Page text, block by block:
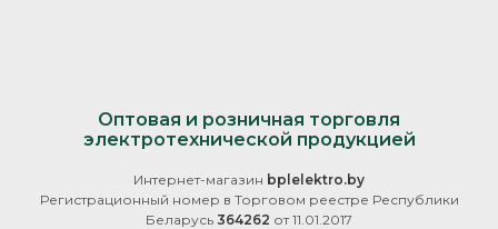
Оптовая и розничная торговля
электротехнической продукцией
Интернет-магазин bplelektro.by
Регистрационный номер в Торговом реестре Республики
Беларусь 364262 от 11.01.2017